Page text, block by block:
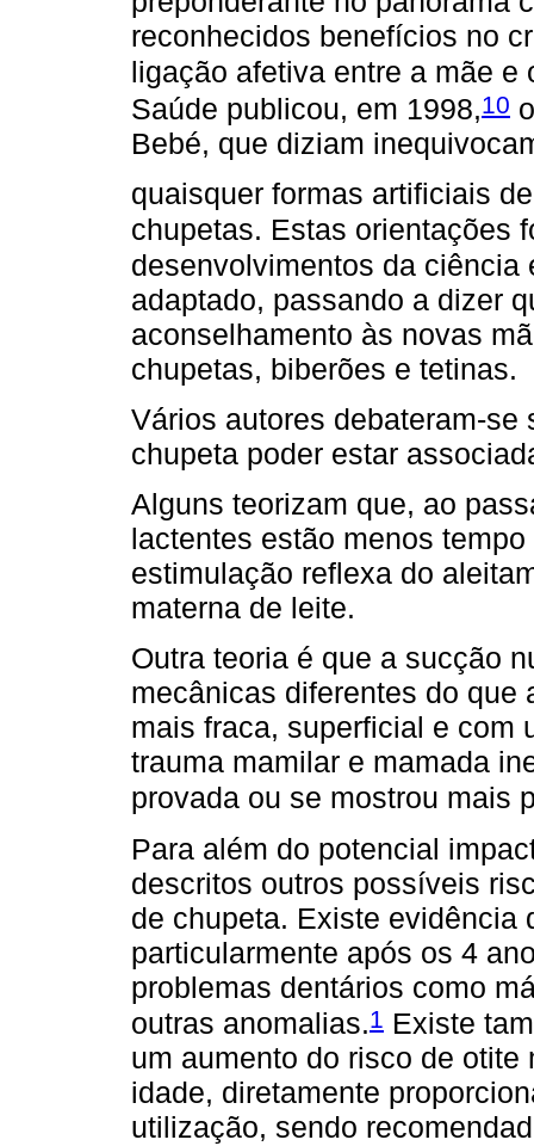
reconhecidos benefícios no
ligação afetiva entre a mãe e
Saúde publicou, em 1998,10
Bebé, que diziam
quaisquer formas artificiais
chupetas. Estas orientações
desenvolvimentos da
adaptado, passando a dizer
aconselhamento às novas
chupetas, biberões e tetinas.
Vários autores debateram-
chupeta poder estar
Alguns teorizam que, ao
lactentes estão menos
estimulação reflexa do
materna de leite.
Outra teoria é que a sucção
mecânicas diferentes do que
mais fraca, superficial e com
trauma mamilar e mamada
provada ou se mostrou mais
Para além do potencial
descritos outros possíveis
de chupeta. Existe evidência
particularmente após os 4
problemas dentários como
outras anomalias.1 Existe
um aumento do risco de
idade, diretamente
utilização, sendo